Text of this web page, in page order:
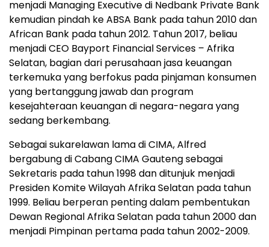
menjadi Managing Executive di Nedbank Private Bank
kemudian pindah ke ABSA Bank pada tahun 2010 dan
African Bank pada tahun 2012. Tahun 2017, beliau
menjadi CEO Bayport Financial Services – Afrika
Selatan, bagian dari perusahaan jasa keuangan
terkemuka yang berfokus pada pinjaman konsumen
yang bertanggung jawab dan program
kesejahteraan keuangan di negara-negara yang
sedang berkembang.
Sebagai sukarelawan lama di CIMA, Alfred
bergabung di Cabang CIMA Gauteng sebagai
Sekretaris pada tahun 1998 dan ditunjuk menjadi
Presiden Komite Wilayah Afrika Selatan pada tahun
1999. Beliau berperan penting dalam pembentukan
Dewan Regional Afrika Selatan pada tahun 2000 dan
menjadi Pimpinan pertama pada tahun 2002-2009.